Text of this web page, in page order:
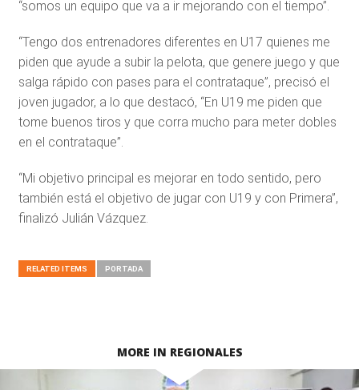
“somos un equipo que va a ir mejorando con el tiempo”.
“Tengo dos entrenadores diferentes en U17 quienes me
piden que ayude a subir la pelota, que genere juego y que
salga rápido con pases para el contrataque”, precisó el
joven jugador, a lo que destacó, “En U19 me piden que
tome buenos tiros y que corra mucho para meter dobles
en el contrataque”.
“Mi objetivo principal es mejorar en todo sentido, pero
también está el objetivo de jugar con U19 y con Primera”,
finalizó Julián Vázquez.
RELATED ITEMS PORTADA
MORE IN REGIONALES